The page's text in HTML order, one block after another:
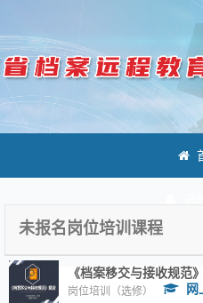
网
未报名岗位培训课程
《档案移交与接收规范
岗位培训（选修）